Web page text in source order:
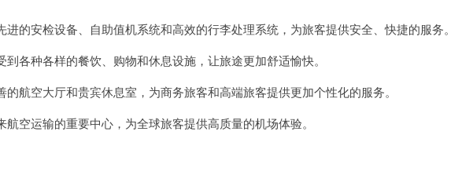
国
的安检设备、自助值机系统和高效的行李处理系统，为旅客提供安全、快捷的服务。
各种各样的餐饮、购物和休息设施，让旅途更加舒适愉快。
航空大厅和贵宾休息室，为商务旅客和高端旅客提供更加个性化的服务。
空运输的重要中心，为全球旅客提供高质量的机场体验。